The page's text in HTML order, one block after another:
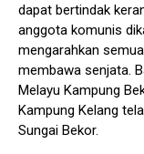
dapat bertindak
anggota komunis
mengarahkan
membawa senjata.
Melayu Kampung
Kampung Kelang
Sungai Bekor.